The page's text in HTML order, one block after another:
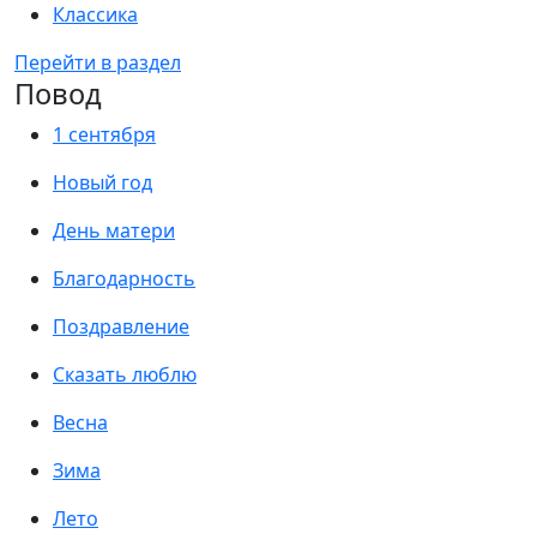
Классика
Перейти в раздел
Повод
1 сентября
Новый год
День матери
Благодарность
Поздравление
Сказать люблю
Весна
Зима
Лето